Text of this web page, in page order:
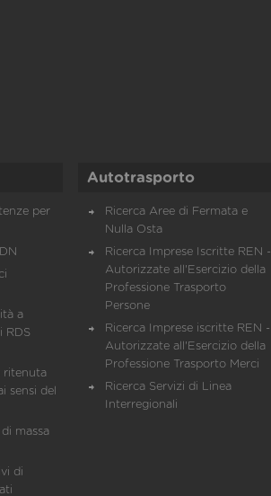
per
a
RDS
ritenuta
sensi del
massa
di
Autotrasporto
Ricerca Aree di Fermata e
Nulla Osta
Ricerca Imprese Iscritte REN -
Autorizzate all'Esercizio della
Professione Trasporto
Persone
Ricerca Imprese iscritte REN -
Autorizzate all'Esercizio della
Professione Trasporto Merci
Ricerca Servizi di Linea
Interregionali